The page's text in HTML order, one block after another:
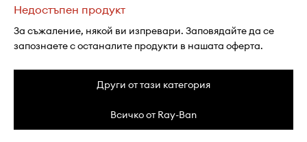
Недостъпен продукт
За съжаление, някой ви изпревари. Заповядайте да се
запознаете с останалите продукти в нашата оферта.
Други от тази категория
Всичко от Ray-Ban